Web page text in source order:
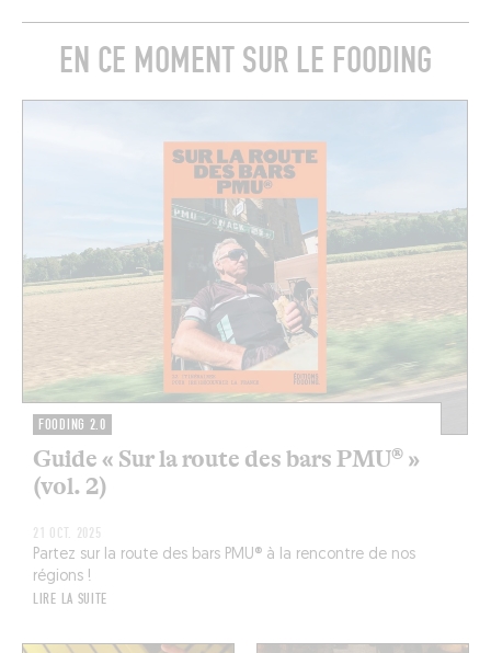
EN CE MOMENT SUR LE FOODING
FOODING 2.0
Guide « Sur la route des bars PMU® »
(vol. 2)
21 OCT. 2025
Partez sur la route des bars PMU® à la rencontre de nos
régions !
LIRE LA SUITE